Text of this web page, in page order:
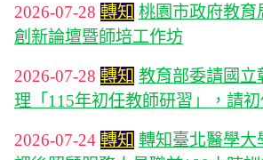
2026-07-28 轉知 桃園市政府教育
創新論壇暨師培工作坊
2026-07-28 轉知 教育部委請國立
理「115年初任教師研習」，請
2026-07-24 轉知 轉知臺北醫學大